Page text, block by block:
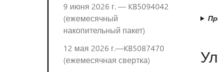
9 июня 2026 г. — KB5094042
(ежемесячный
накопительный пакет)
12 мая 2026 г.—KB5087470
(ежемесячная свертка)